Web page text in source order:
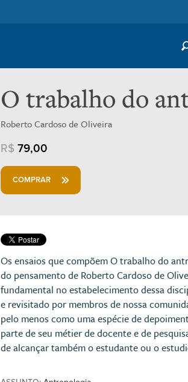
O trabalho do
Roberto Cardoso de Oliveira
R$ 79,00
COMPRAR
Os ensaios que compõem O trabalho do
do pensamento de Roberto Cardoso de
fundamental no estabelecimento dessa
e revisitado por membros de nossa
pelo menos como uma espécie de
parte de seu métier de docente e de
de alcançar também o estudante ou o